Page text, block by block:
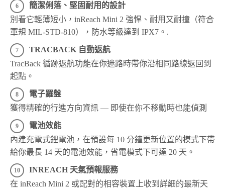
簡潔俐落、堅固耐用的設計
別看它輕薄短小，inReach Mini 2 強悍、耐用又耐撞（符合
軍規 MIL-STD-810），防水等級達到 IPX7。.
TRACBACK 自動返航
TracBack 循跡返航功能在你迷路時帶你沿相同路線返回到
起點。
電子羅盤
獲得精確的行進方向資訊 — 即使在你不移動時也能偵測
電池效能
內建充電式鋰電池，在預設每 10 分鐘更新位置的模式下帶
給你最長 14 天的電池效能，省電模式下可達 20 天。
INREACH 天氣預報服務
在 inReach Mini 2 或配對的相容裝置上收到詳細的最新天